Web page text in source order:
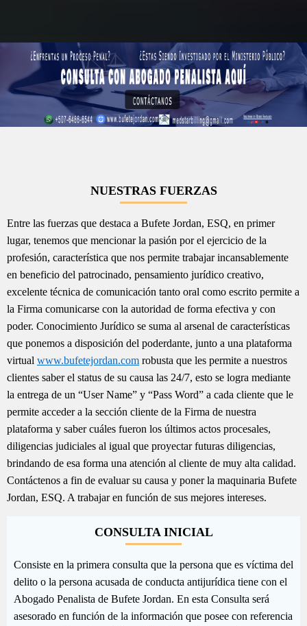
NUESTRAS FUERZAS
Entre las fuerzas que destaca a Bufete Jordan, ESQ, en primer
lugar, tenemos que mencionar la pasión por el ejercicio de la
profesión, característica que nos permite trabajar incansablemente
en beneficio del patrocinado, pensamiento jurídico creativo,
excelente técnica de comunicación tanto oral como escrito permite a
la Firma comunicarse con la autoridad de forma efectiva y con
poder. Conocimiento Jurídico se suma al arsenal de características
que ponemos a disposición del poderdante, junto a una plataforma
virtual www.bufetejordan.com robusta que les permite a nuestros
clientes saber el status de su causa las 24/7, esto se logra mediante
la entrega de un “User Name” y “Pass Word” a cada cliente que le
permite acceder a la sección cliente de la Firma de nuestra
plataforma y saber cuáles fueron los últimos actos procesales,
diligencias judiciales al igual que proyectar futuras diligencias,
brindando de esa forma una atención al cliente de muy alta calidad.
Contáctenos a fin de evaluar su causa y poner la maquinaria Bufete
Jordan, ESQ. A trabajar en función de sus mejores intereses.
CONSULTA INICIAL
Consiste en la primera consulta que la persona que es víctima del
delito o la persona acusada de conducta antijurídica tiene con el
Abogado Penalista de Bufete Jordan. En esta Consulta será
asesorado en función de la información que posee con referencia